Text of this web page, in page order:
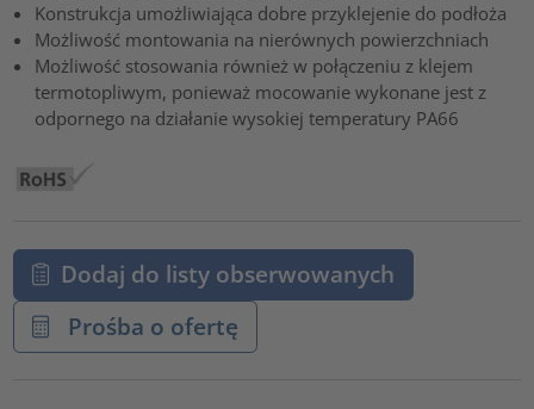
Konstrukcja umożliwiająca dobre przyklejenie do podłoża
Możliwość montowania na nierównych powierzchniach
Możliwość stosowania również w połączeniu z klejem
termotopliwym, ponieważ mocowanie wykonane jest z
odpornego na działanie wysokiej temperatury PA66
Dodaj do listy obserwowanych
Prośba o ofertę